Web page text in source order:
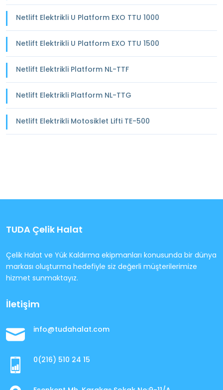
Netlift Elektrikli U Platform EXO TTU 1000
Netlift Elektrikli U Platform EXO TTU 1500
Netlift Elektrikli Platform NL-TTF
Netlift Elektrikli Platform NL-TTG
Netlift Elektrikli Motosiklet Lifti TE-500
TUDA Çelik Halat
Çelik Halat ve Yük Kaldırma ekipmanları konusunda bir dünya
markası oluşturma hedefiyle siz değerli müşterilerimize
hizmet sunmaktayız.
İletişim
info@tudahalat.com
0(216) 510 24 15